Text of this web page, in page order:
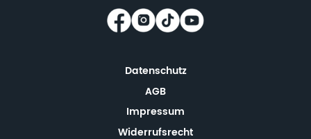
Datenschutz
AGB
Impressum
Widerrufsrecht